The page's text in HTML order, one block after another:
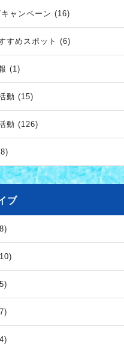
ャンペーン (16)
すめスポット (6)
(1)
動 (15)
動 (126)
ブ